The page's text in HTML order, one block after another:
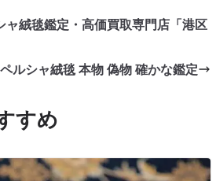
ャ絨毯鑑定・高価買取専門店「港区
ペルシャ絨毯 本物 偽物 確かな鑑定
すめ